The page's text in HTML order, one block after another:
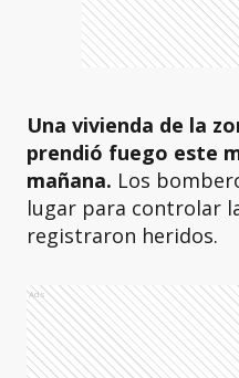
Una vivienda de la
prendió fuego este
mañana. Los
lugar para controlar
registraron heridos.
Ads